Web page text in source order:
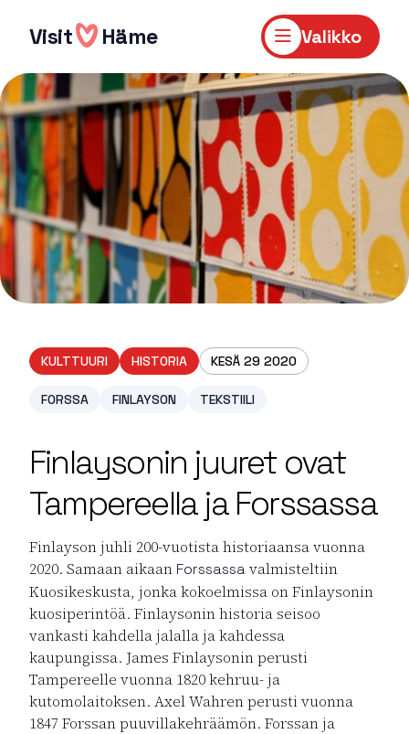
sisältöön
Visit Häme Valikko
KULTTUURI HISTORIA KESÄ 29 2020
FORSSA FINLAYSON TEKSTIILI
Finlaysonin juuret ovat
Tampereella ja Forssassa
Finlayson juhli 200-vuotista historiaansa vuonna
2020. Samaan aikaan Forssassavalmisteltiin
Kuosikeskusta, jonka kokoelmissa on Finlaysonin
kuosiperintöä. Finlaysonin historia seisoo
vankasti kahdella jalalla ja kahdessa
kaupungissa. James Finlaysonin perusti
Tampereelle vuonna 1820 kehruu- ja
kutomolaitoksen. Axel Wahren perusti vuonna
1847 Forssan puuvillakehräämön. Forssan ja